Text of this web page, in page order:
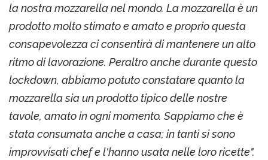
la nostra mozzarella nel mondo. La mozzarella è un
prodotto molto stimato e amato e proprio questa
consapevolezza ci consentirà di mantenere un alto
ritmo di lavorazione. Peraltro anche durante questo
lockdown, abbiamo potuto constatare quanto la
mozzarella sia un prodotto tipico delle nostre
tavole, amato in ogni momento. Sappiamo che è
stata consumata anche a casa; in tanti si sono
improvvisati chef e l'hanno usata nelle loro ricette".